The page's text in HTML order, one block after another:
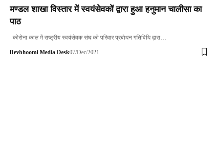
मण्डल शाखा विस्तार में स्वयंसेवकों द्वारा हुआ हनुमान चालीसा का
पाठ
कोरोना काल में राष्ट्रीय स्वयंसेवक संघ की परिवार प्रबोधन गतिविधि द्वारा…
Devbhoomi Media Desk07/Dec/2021